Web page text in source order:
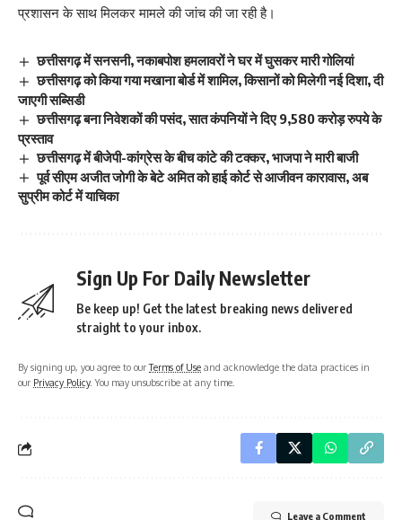
प्रशासन के साथ मिलकर मामले की जांच की जा रही है।
छत्तीसगढ़ में सनसनी, नकाबपोश हमलावरों ने घर में घुसकर मारी गोलियां
छत्तीसगढ़ को किया गया मखाना बोर्ड में शामिल, किसानों को मिलेगी नई दिशा, दी
जाएगी सब्सिडी
छत्तीसगढ़ बना निवेशकों की पसंद, सात कंपनियों ने दिए 9,580 करोड़ रुपये के
प्रस्ताव
छत्तीसगढ़ में बीजेपी-कांग्रेस के बीच कांटे की टक्कर, भाजपा ने मारी बाजी
पूर्व सीएम अजीत जोगी के बेटे अमित को हाई कोर्ट से आजीवन कारावास, अब
सुप्रीम कोर्ट में याचिका
Sign Up For Daily Newsletter
Be keep up! Get the latest breaking news delivered
straight to your inbox.
By signing up, you agree to ourTerms of Use and acknowledge the data practices in
our Privacy Policy. You may unsubscribe at any time.
Leave a Comment